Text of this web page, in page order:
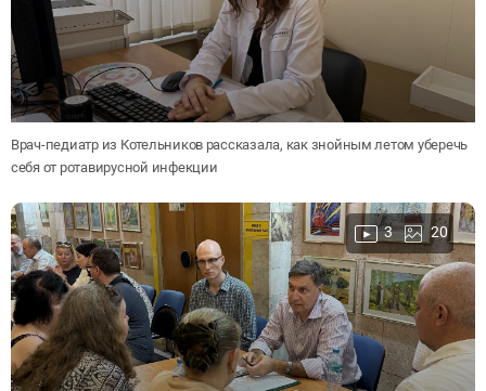
Врач-педиатр из Котельников рассказала, как знойным летом уберечь
себя от ротавирусной инфекции
3 20